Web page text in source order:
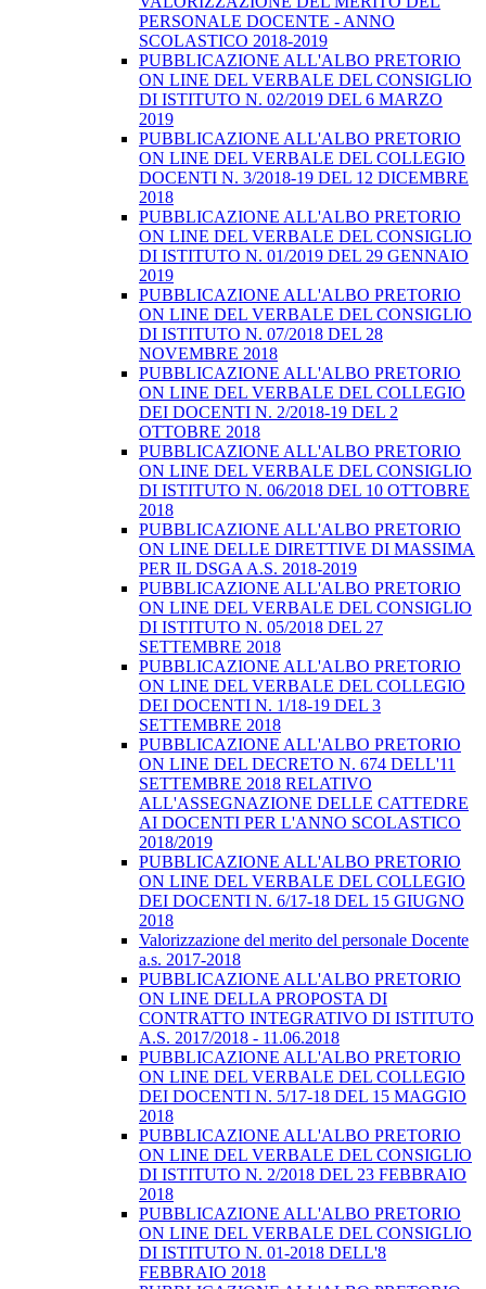
PERSONALE DOCENTE - ANNO
SCOLASTICO 2018-2019
PUBBLICAZIONE ALL'ALBO PRETORIO
ON LINE DEL VERBALE DEL CONSIGLIO
DI ISTITUTO N. 02/2019 DEL 6 MARZO
2019
PUBBLICAZIONE ALL'ALBO PRETORIO
ON LINE DEL VERBALE DEL COLLEGIO
DOCENTI N. 3/2018-19 DEL 12 DICEMBRE
2018
PUBBLICAZIONE ALL'ALBO PRETORIO
ON LINE DEL VERBALE DEL CONSIGLIO
DI ISTITUTO N. 01/2019 DEL 29 GENNAIO
2019
PUBBLICAZIONE ALL'ALBO PRETORIO
ON LINE DEL VERBALE DEL CONSIGLIO
DI ISTITUTO N. 07/2018 DEL 28
NOVEMBRE 2018
PUBBLICAZIONE ALL'ALBO PRETORIO
ON LINE DEL VERBALE DEL COLLEGIO
DEI DOCENTI N. 2/2018-19 DEL 2
OTTOBRE 2018
PUBBLICAZIONE ALL'ALBO PRETORIO
ON LINE DEL VERBALE DEL CONSIGLIO
DI ISTITUTO N. 06/2018 DEL 10 OTTOBRE
2018
PUBBLICAZIONE ALL'ALBO PRETORIO
ON LINE DELLE DIRETTIVE DI MASSIMA
PER IL DSGA A.S. 2018-2019
PUBBLICAZIONE ALL'ALBO PRETORIO
ON LINE DEL VERBALE DEL CONSIGLIO
DI ISTITUTO N. 05/2018 DEL 27
SETTEMBRE 2018
PUBBLICAZIONE ALL'ALBO PRETORIO
ON LINE DEL VERBALE DEL COLLEGIO
DEI DOCENTI N. 1/18-19 DEL 3
SETTEMBRE 2018
PUBBLICAZIONE ALL'ALBO PRETORIO
ON LINE DEL DECRETO N. 674 DELL'11
SETTEMBRE 2018 RELATIVO
ALL'ASSEGNAZIONE DELLE CATTEDRE
AI DOCENTI PER L'ANNO SCOLASTICO
2018/2019
PUBBLICAZIONE ALL'ALBO PRETORIO
ON LINE DEL VERBALE DEL COLLEGIO
DEI DOCENTI N. 6/17-18 DEL 15 GIUGNO
2018
Valorizzazione del merito del personale Docente
a.s. 2017-2018
PUBBLICAZIONE ALL'ALBO PRETORIO
ON LINE DELLA PROPOSTA DI
CONTRATTO INTEGRATIVO DI ISTITUTO
A.S. 2017/2018 - 11.06.2018
PUBBLICAZIONE ALL'ALBO PRETORIO
ON LINE DEL VERBALE DEL COLLEGIO
DEI DOCENTI N. 5/17-18 DEL 15 MAGGIO
2018
PUBBLICAZIONE ALL'ALBO PRETORIO
ON LINE DEL VERBALE DEL CONSIGLIO
DI ISTITUTO N. 2/2018 DEL 23 FEBBRAIO
2018
PUBBLICAZIONE ALL'ALBO PRETORIO
ON LINE DEL VERBALE DEL CONSIGLIO
DI ISTITUTO N. 01-2018 DELL'8
FEBBRAIO 2018